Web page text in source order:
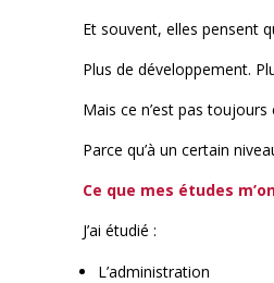
Et souvent, elles pensent
Plus de développement.
Mais ce n’est pas
Parce qu’à un certain
Ce que mes études
J’ai étudié :
L’administration